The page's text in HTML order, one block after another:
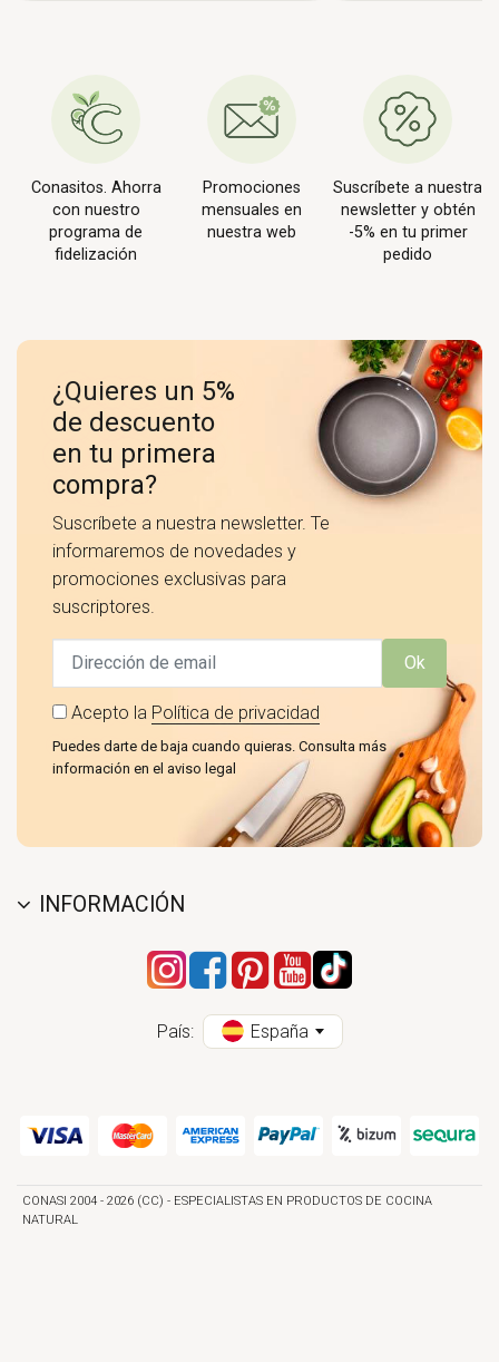
Conasitos. Ahorra
con nuestro
programa de
fidelización
Promociones
mensuales en
nuestra web
Suscríbete a nuestra
newsletter y obtén
-5% en tu primer
pedido
¿Quieres un 5%
de descuento
en tu primera
compra?
Suscríbete a nuestra newsletter. Te
informaremos de novedades y
promociones exclusivas para
suscriptores.
Ok
Acepto la Política de privacidad
Puedes darte de baja cuando quieras. Consulta más
información en el aviso legal
INFORMACIÓN
País: España
CONASI 2004 - 2026 (CC) - ESPECIALISTAS EN PRODUCTOS DE COCINA
NATURAL